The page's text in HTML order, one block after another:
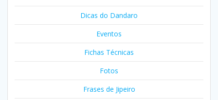
Dicas do Dandaro
Eventos
Fichas Técnicas
Fotos
Frases de Jipeiro